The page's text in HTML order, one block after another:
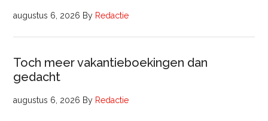
augustus 6, 2026 By Redactie
Toch meer vakantieboekingen dan
gedacht
augustus 6, 2026 By Redactie